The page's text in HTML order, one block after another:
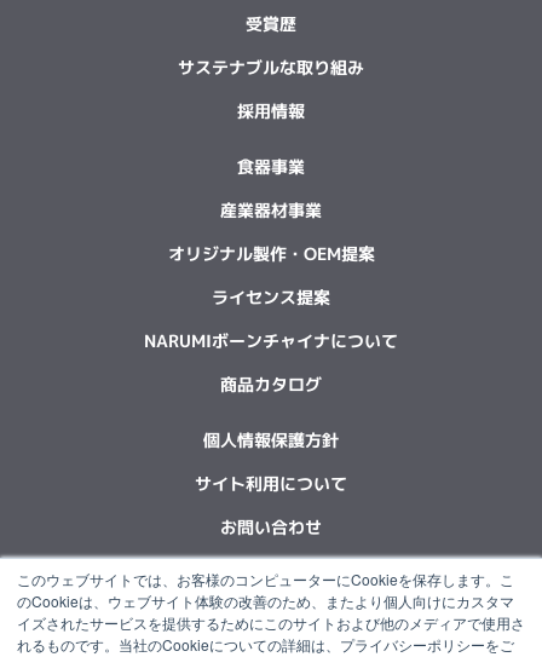
このウェブサイトでは、お客様のコンピューターにCookieを保存します。こ
のCookieは、ウェブサイト体験の改善のため、またより個人向けにカスタマ
イズされたサービスを提供するためにこのサイトおよび他のメディアで使用さ
れるものです。当社のCookieについての詳細は、プライバシーポリシーをご
受賞歴
サステナブルな取り組み
採用情報
食器事業
産業器材事業
オリジナル製作・OEM提案
ライセンス提案
NARUMIボーンチャイナについて
商品カタログ
個人情報保護方針
サイト利用について
お問い合わせ
F
a
c
L
i
n
X
-
t
Y
o
u
I
n
s
I
n
s